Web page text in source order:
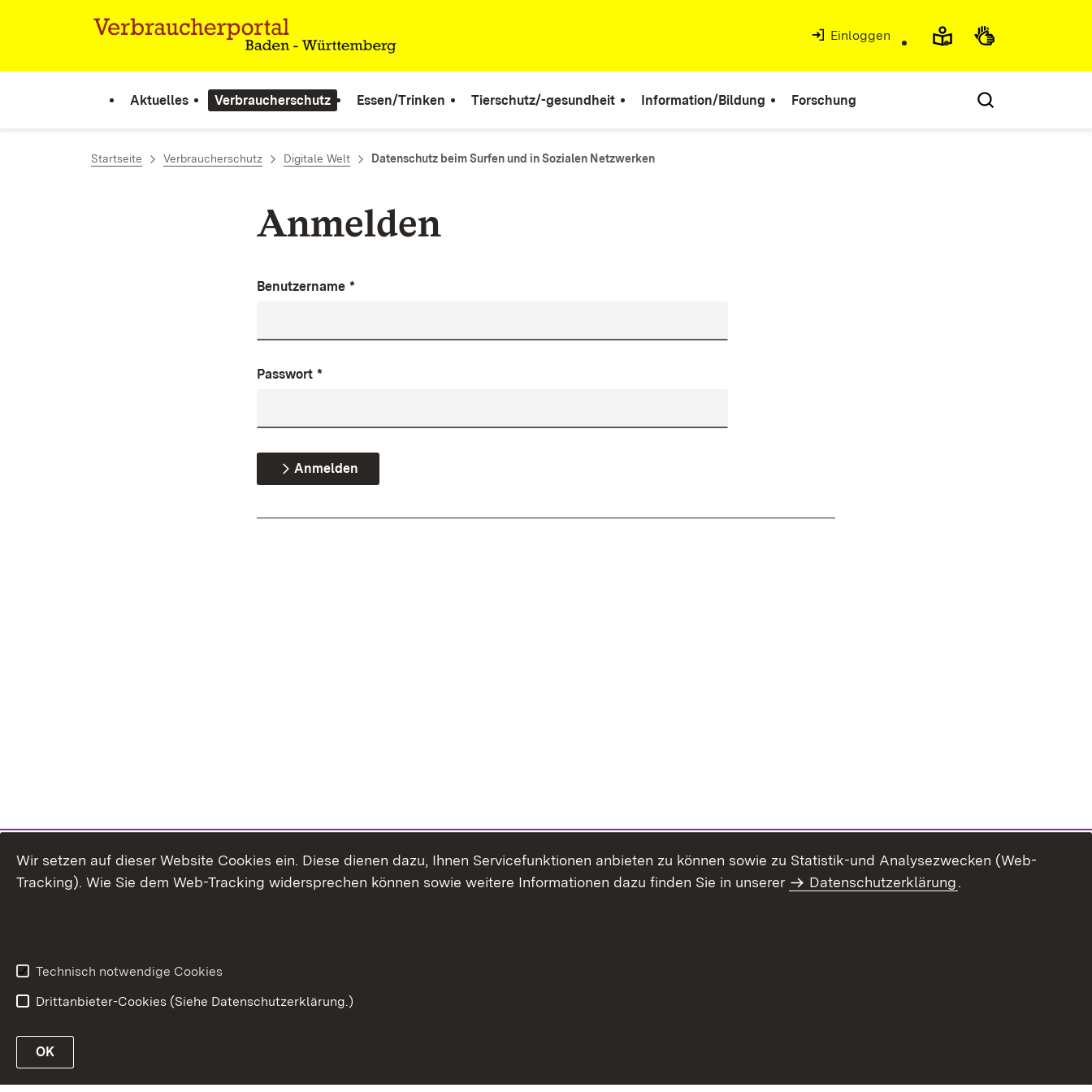
Zum Inhalt springen
Einloggen
Aktuelles Verbraucherschutz Essen/Trinken Tierschutz/-gesundheit Information/Bildung Forschung
Startseite Verbraucherschutz Digitale Welt Datenschutz beim Surfen und in Sozialen Netzwerken
Anmelden
Benutzername *
Passwort *
Anmelden
Wir setzen auf dieser Website Cookies ein. Diese dienen dazu, Ihnen Servicefunktionen anbieten zu können sowie zu Statistik-und Analysezwecken (Web-
Tracking). Wie Sie dem Web-Tracking widersprechen können sowie weitere Informationen dazu finden Sie in unserer
Datenschutzerklärung.
Technisch notwendige Cookies
Drittanbieter-Cookies (Siehe Datenschutzerklärung.)
OK